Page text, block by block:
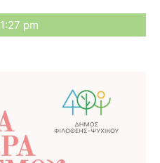
1:27 pm